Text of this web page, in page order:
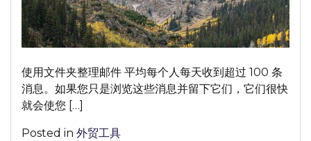
用
的
技
跟
方
使用文件夹整理邮件 平均每个人每天收到超过 100 条
消息。如果您只是浏览这些消息并留下它们，它们很快
就会使您 […]
Posted in 外贸工具